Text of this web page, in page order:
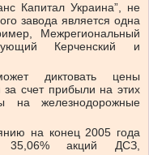
Капитал Украина”, не
завода является одна
Межрегиональный
Керченский и
диктовать цены
за счет прибыли на этих
на железнодорожные
на конец 2005 года
35,06% акций ДСЗ,